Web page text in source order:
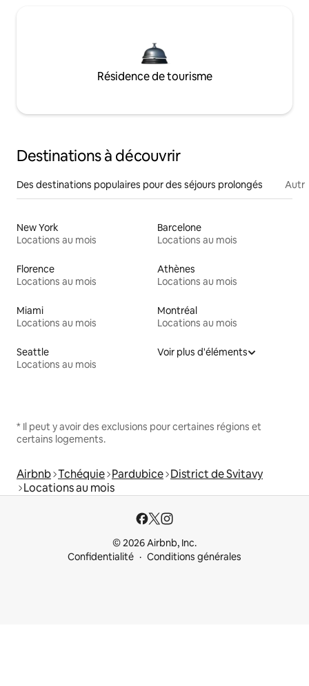
Résidence de tourisme
Destinations à découvrir
Des destinations populaires pour des séjours prolongés
New York
Locations au mois
Barcelone
Locations au mois
Florence
Locations au mois
Athènes
Locations au mois
Miami
Locations au mois
Montréal
Locations au mois
Seattle
Locations au mois
Voir plus d'éléments
* Il peut y avoir des exclusions pour certaines régions et
certains logements.
Airbnb Tchéquie Pardubice District de Svitavy
Locations au mois
© 2026 Airbnb, Inc.
Confidentialité
Conditions générales